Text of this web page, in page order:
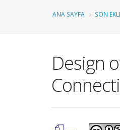
ANA SAYFA SON
Design